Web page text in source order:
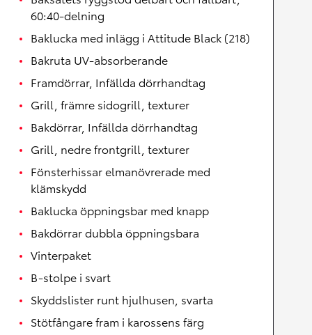
60:40-delning
Baklucka med inlägg i Attitude Black (218)
Bakruta UV-absorberande
Framdörrar, Infällda dörrhandtag
Grill, främre sidogrill, texturer
Bakdörrar, Infällda dörrhandtag
Grill, nedre frontgrill, texturer
Fönsterhissar elmanövrerade med
klämskydd
Baklucka öppningsbar med knapp
Bakdörrar dubbla öppningsbara
Vinterpaket
B-stolpe i svart
Skyddslister runt hjulhusen, svarta
Stötfångare fram i karossens färg